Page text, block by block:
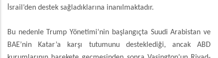
İsrail’den destek sağladıklarına inanılmaktadır.
Bu nedenle Trump Yönetimi’nin başlangıçta Suudi Arabistan ve
BAE’nin Katar’a karşı tutumunu desteklediği, ancak ABD